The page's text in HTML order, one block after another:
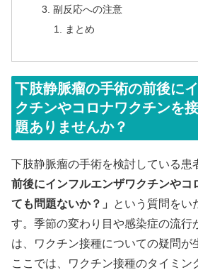
副反応への注意
まとめ
下肢静脈瘤の手術の前後に
クチンやコロナワクチンを
題ありませんか？
下肢静脈瘤の手術を検討している患
前後にインフルエンザワクチンやコ
ても問題ないか？」
という質問をい
す。季節の変わり目や感染症の流行
は、ワクチン接種についての疑問が
ここでは、ワクチン接種のタイミン